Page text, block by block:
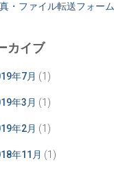
・ファイル転送フォーム
カイブ
年7月 (1)
年3月 (1)
年2月 (1)
年11月 (1)